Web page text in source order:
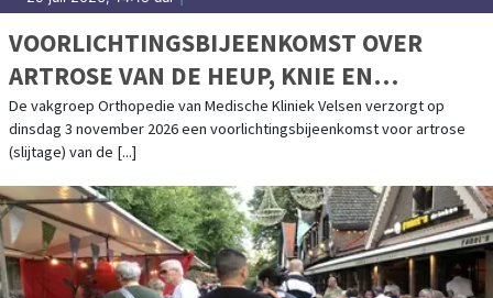
VOORLICHTINGSBIJEENKOMST OVER
ARTROSE VAN DE HEUP, KNIE EN
SCHOUDER IN MEDISCHE KLINIEK VELSEN
De vakgroep Orthopedie van Medische Kliniek Velsen verzorgt op
dinsdag 3 november 2026 een voorlichtingsbijeenkomst voor artrose
(slijtage) van de [...]